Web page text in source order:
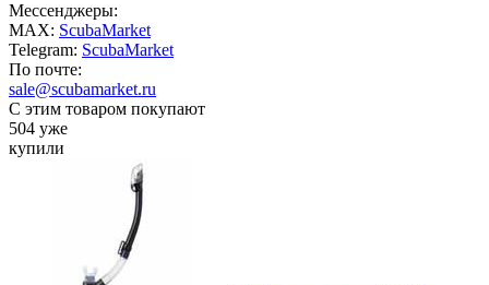
Мессенджеры:
MAX: ScubaMarket
Telegram: ScubaMarket
По почте:
sale@scubamarket.ru
С этим товаром покупают
504 уже
купили